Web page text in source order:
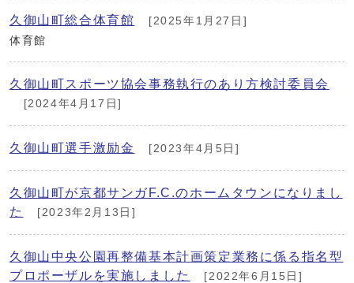
久御山町総合体育館
[2025年1月27日]
体育館
久御山町スポーツ協会事務執行のあり方検討委員会
[2024年4月17日]
久御山町選手激励金 [2023年4月5日]
久御山町が京都サンガF.C.のホームタウンになりまし
た
[2023年2月13日]
久御山中央公園再整備基本計画策定業務に係る指名型
プロポーザルを実施しました
[2022年6月15日]